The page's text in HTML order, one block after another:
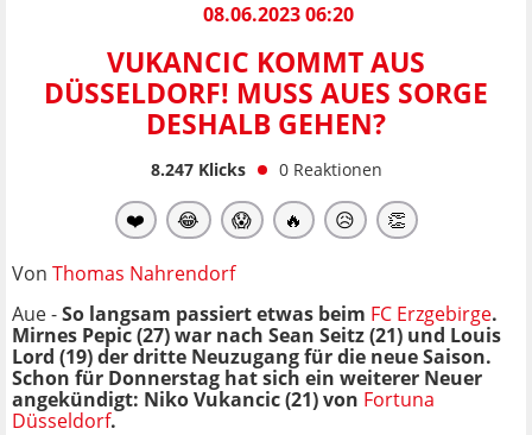
08.06.2023 06:20
VUKANCIC KOMMT AUS
DÜSSELDORF! MUSS AUES SORGE
DESHALB GEHEN?
8.247Klicks 0 Reaktionen
❤️ 😂 😱 🔥 😥 👏
Von Thomas Nahrendorf
Aue -So langsam passiert etwas beim FC Erzgebirge.
Mirnes Pepic (27) war nach Sean Seitz (21) und Louis
Lord (19) der dritte Neuzugang für die neue Saison.
Schon für Donnerstag hat sich ein weiterer Neuer
angekündigt: Niko Vukancic (21) von Fortuna
Düsseldorf.